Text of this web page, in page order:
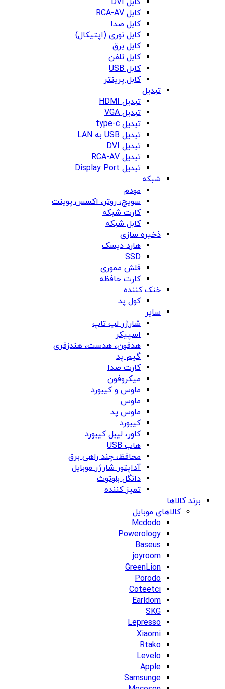
کابل RCA-AV
کابل صدا
کابل نوری (اپتیکال)
کابل برق
کابل تلفن
کابل USB
کابل پرینتر
تبدیل
تبدیل HDMI
تبدیل VGA
تبدیل type-c
تبدیل USB به LAN
تبدیل DVI
تبدیل RCA-AV
تبدیل Display Port
شبکه
مودم
سویچ، روتر، اکسس پوینت
کارت شبکه
کابل شبکه
ذخیره سازی
هارد دیسک
SSD
فلش مموری
کارت حافظه
خنک کننده
کول پد
سایر
شارژر لپ تاپ
اسپیکر
هدفون، هدست، هندزفری
گیم پد
کارت صدا
میکروفون
ماوس و کیبورد
ماوس
ماوس پد
کیبورد
کاور، لیبل کیبورد
هاب USB
محافظ، چند راهی برق
آداپتور شارژر موبایل
دانگل بلوتوث
تمیز کننده
برند کالاها
کالاهای موبایل
Mcdodo
Powerology
Baseus
joyroom
GreenLion
Porodo
Coteetci
Earldom
SKG
Lepresso
Xiaomi
Rtako
Levelo
Apple
Samsunge